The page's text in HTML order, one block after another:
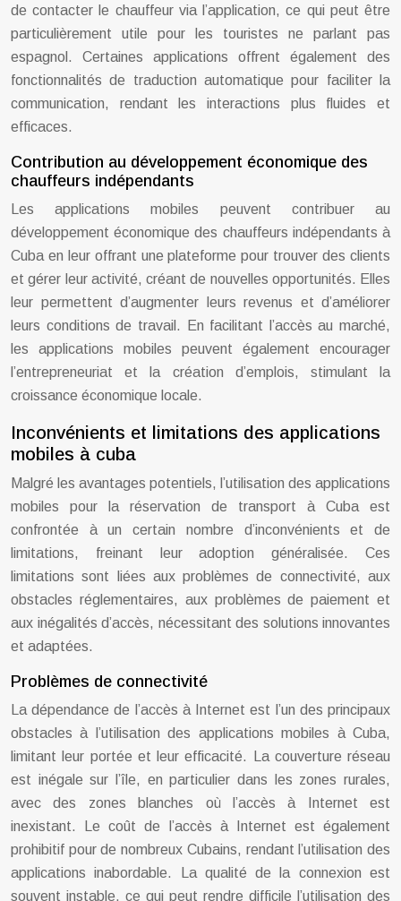
de contacter le chauffeur via l’application, ce qui peut être
particulièrement utile pour les touristes ne parlant pas
espagnol. Certaines applications offrent également des
fonctionnalités de traduction automatique pour faciliter la
communication, rendant les interactions plus fluides et
efficaces.
Contribution au développement économique des
chauffeurs indépendants
Les applications mobiles peuvent contribuer au
développement économique des chauffeurs indépendants à
Cuba en leur offrant une plateforme pour trouver des clients
et gérer leur activité, créant de nouvelles opportunités. Elles
leur permettent d’augmenter leurs revenus et d’améliorer
leurs conditions de travail. En facilitant l’accès au marché,
les applications mobiles peuvent également encourager
l’entrepreneuriat et la création d’emplois, stimulant la
croissance économique locale.
Inconvénients et limitations des applications
mobiles à cuba
Malgré les avantages potentiels, l’utilisation des applications
mobiles pour la réservation de transport à Cuba est
confrontée à un certain nombre d’inconvénients et de
limitations, freinant leur adoption généralisée. Ces
limitations sont liées aux problèmes de connectivité, aux
obstacles réglementaires, aux problèmes de paiement et
aux inégalités d’accès, nécessitant des solutions innovantes
et adaptées.
Problèmes de connectivité
La dépendance de l’accès à Internet est l’un des principaux
obstacles à l’utilisation des applications mobiles à Cuba,
limitant leur portée et leur efficacité. La couverture réseau
est inégale sur l’île, en particulier dans les zones rurales,
avec des zones blanches où l’accès à Internet est
inexistant. Le coût de l’accès à Internet est également
prohibitif pour de nombreux Cubains, rendant l’utilisation des
applications inabordable. La qualité de la connexion est
souvent instable, ce qui peut rendre difficile l’utilisation des